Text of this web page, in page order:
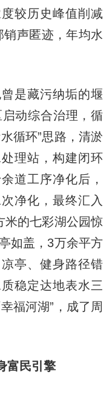
较历史峰值削减
声匿迹，年均水
是藏污纳垢的堰
动综合治理，循
循环”思路，清淤
理站，构建闭环
道工序净化后，
净化，最终汇入
米的七彩湖公园惊
如盖，3万余平方
亭、健身路径错
稳定达地表水三
福河湖”，成了周
民引擎